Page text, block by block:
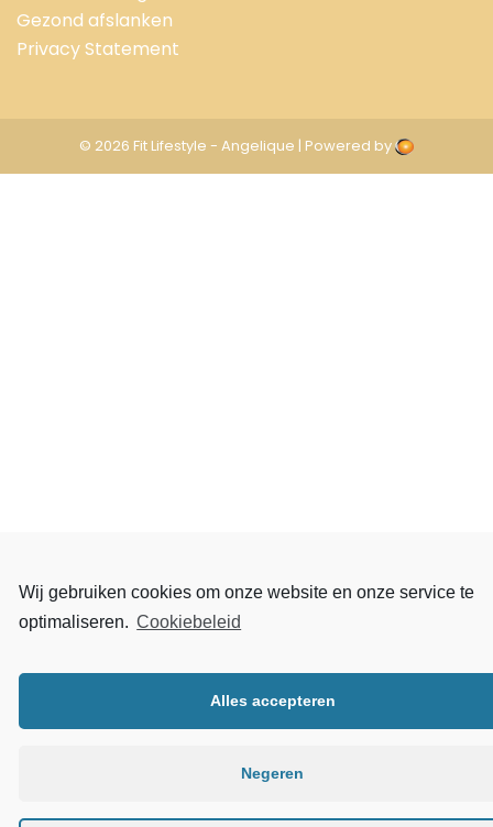
Wij gebruiken cookies om onze website en onze service te
optimaliseren. Cookiebeleid
Alles accepteren
Negeren
Gezond afslanken
Privacy Statement
© 2026 Fit Lifestyle - Angelique | Powered by